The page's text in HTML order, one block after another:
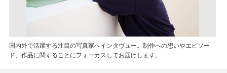
国内外で活躍する注目の写真家へインタヴュー。制作への想いやエピソー
ド、作品に関することにフォーカスしてお届けします。